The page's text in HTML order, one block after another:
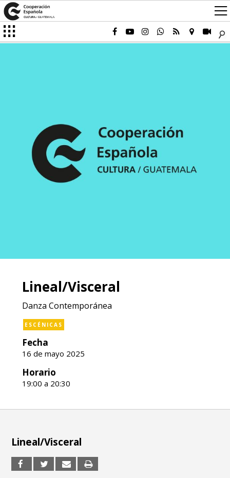
Lineal/Visceral
Danza Contemporánea
ESCÉNICAS
Fecha
16 de mayo 2025
Horario
19:00 a 20:30
Lineal/Visceral